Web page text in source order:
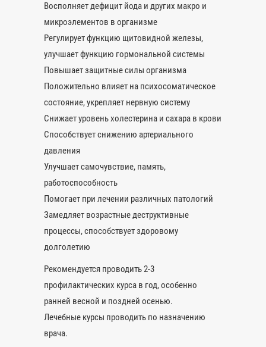
Восполняет дефицит йода и других макро и
микроэлементов в организме
Регулирует функцию щитовидной железы,
улучшает функцию гормональной системы
Повышает защитные силы организма
Положительно влияет на психосоматическое
состояние, укрепляет нервную систему
Снижает уровень холестерина и сахара в крови
Способствует снижению артериального
давления
Улучшает самочувствие, память,
работоспособность
Помогает при лечении различных патологий
Замедляет возрастные деструктивные
процессы, способствует здоровому
долголетию
Рекомендуется проводить 2-3
профилактических курса в год, особенно
ранней весной и поздней осенью.
Лечебные курсы проводить по назначению
врача.